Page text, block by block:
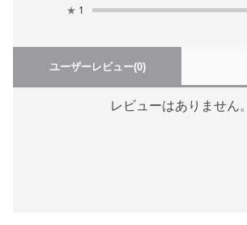
★ 1
ユーザーレビュー(0)
レビューはありません。